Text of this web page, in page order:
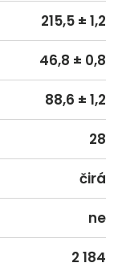
215,5 ± 1,2
46,8 ± 0,8
88,6 ± 1,2
28
čirá
ne
2 184